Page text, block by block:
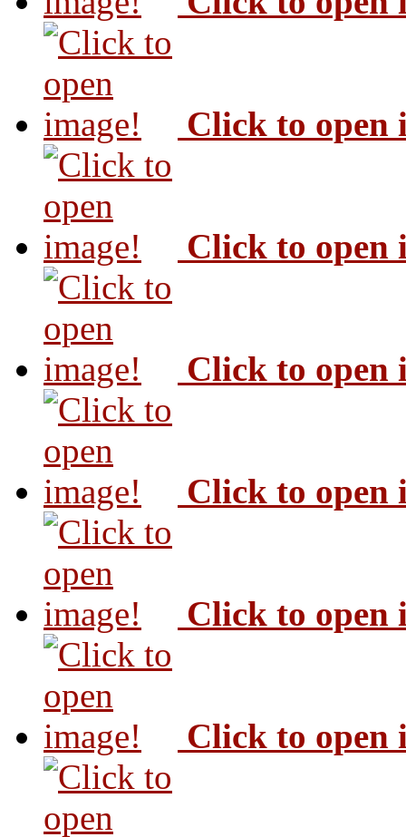
Click to open
Click to open
Click to open
Click to open
Click to open
Click to open